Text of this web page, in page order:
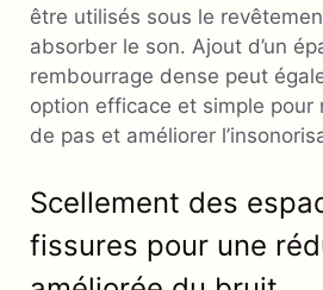
être utilisés sous le
absorber le son. Ajout d’un
rembourrage dense peut
option efficace et simple pour
de pas et améliorer
Scellement des
fissures pour une